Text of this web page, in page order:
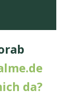
da?